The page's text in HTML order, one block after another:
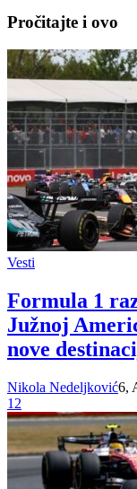
Pročitajte i ovo
Vesti
Formula 1
Južnoj
nove
Nikola Nedeljković6,
12